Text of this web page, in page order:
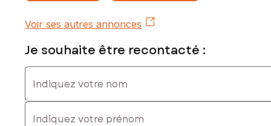
numéro 811703743
Voir ses autres annonces
Je souhaite être recontacté :
Indiquez votre nom
Indiquez votre prénom